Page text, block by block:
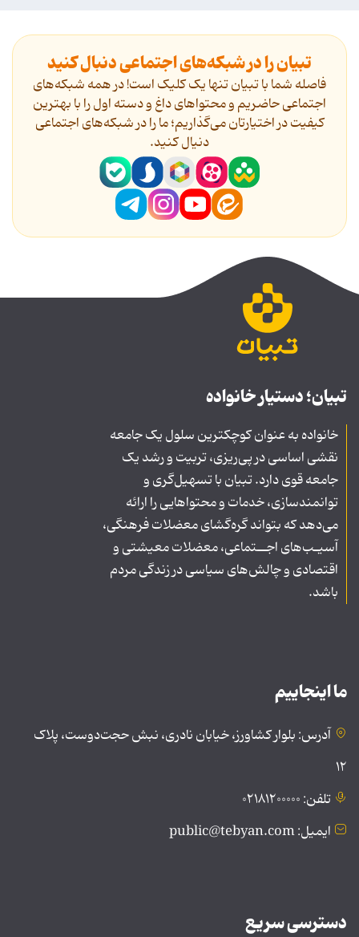
تبیان را در شبکه‌های اجتماعی دنبال کنید
فاصله شما با تبیان تنها یک کلیک است! در همه شبکه‌های
اجتماعی حاضریم و محتواهای داغ و دسته اول را با بهترین
کیفیت در اختیارتان می‌گذاریم؛ ما را در شبکه‌های اجتماعی
دنیال کنید.
تبیان؛ دستیار خانواده
خانواده به عنوان کوچکترین سلول یک جامعه
نقشی اساسی در پی‌ریزی، تربیت و رشد یک
جامعه قوی دارد. تبیان با تسهیل‌گری و
توانمندسازی، خدمات و محتواهایی را ارائه
می‌دهد که بتواند گره‌گشای معضلات فرهنگی،
آسیـب‌های اجــتماعی، معضلات معیشتی و
اقتصادی و چالش‌های سیاسی در زندگی مردم
باشد.
ما اینجاییم
آدرس: بلوار کشاورز، خیابان نادری، نبش حجت‌دوست، پلاک
۱۲
تلفن: ۰۲۱۸۱۲۰۰۰۰۰
ایمیل: public@tebyan.com
دسترسی سریع